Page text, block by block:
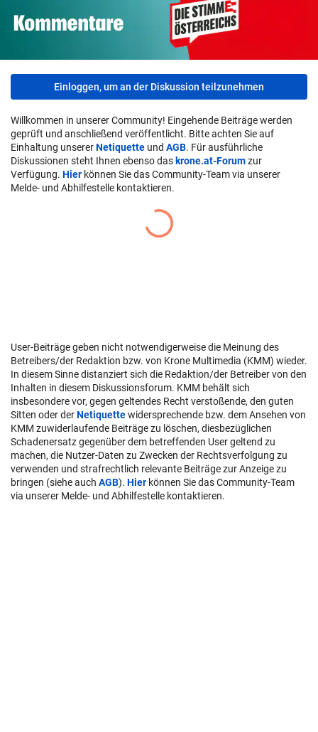
Einloggen, um an der Diskussion teilzunehmen
Willkommen in unserer Community! Eingehende Beiträge werden
geprüft und anschließend veröffentlicht. Bitte achten Sie auf
Einhaltung unsererNetiquette und AGB. Für ausführliche
Diskussionen steht Ihnen ebenso das krone.at-Forumzur
Verfügung. Hier können Sie das Community-Team via unserer
Melde- und Abhilfestelle kontaktieren.
User-Beiträge geben nicht notwendigerweise die Meinung des
Betreibers/der Redaktion bzw. von Krone Multimedia (KMM) wieder.
In diesem Sinne distanziert sich die Redaktion/der Betreiber von den
Inhalten in diesem Diskussionsforum. KMM behält sich
insbesondere vor, gegen geltendes Recht verstoßende, den guten
Sitten oder derNetiquettewidersprechende bzw. dem Ansehen von
KMM zuwiderlaufende Beiträge zu löschen, diesbezüglichen
Schadenersatz gegenüber dem betreffenden User geltend zu
machen, die Nutzer-Daten zu Zwecken der Rechtsverfolgung zu
verwenden und strafrechtlich relevante Beiträge zur Anzeige zu
bringen (siehe auch AGB). Hier können Sie das Community-Team
via unserer Melde- und Abhilfestelle kontaktieren.